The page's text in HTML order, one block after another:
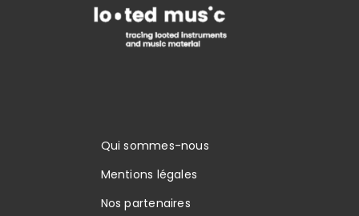
Qui sommes-nous
Mentions légales
Nos partenaires